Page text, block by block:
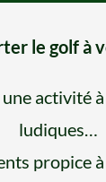
le golf à
activité
ludiques…
propice